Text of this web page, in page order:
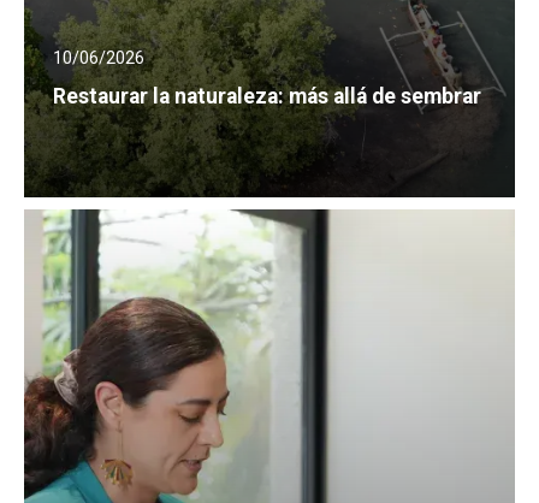
10/06/2026
Restaurar la naturaleza: más allá de sembrar